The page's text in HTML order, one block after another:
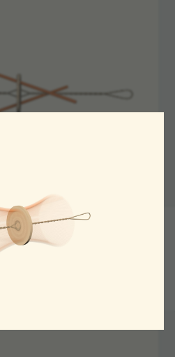
объекта
назва­ние такого типа
с древ­них
эры. При­чём и в те